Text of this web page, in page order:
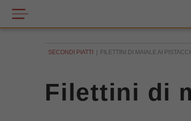
SECONDI PIATTI FILETTINI DI MAIALE AI
Filettini di